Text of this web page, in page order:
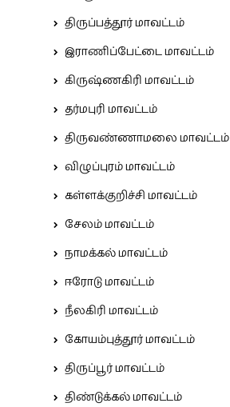
திருப்பத்தூர் மாவட்டம்
இராணிப்பேட்டை மாவட்டம்
கிருஷ்ணகிரி மாவட்டம்
தர்மபுரி மாவட்டம்
திருவண்ணாமலை மாவட்டம்
விழுப்புரம் மாவட்டம்
கள்ளக்குறிச்சி மாவட்டம்
சேலம் மாவட்டம்
நாமக்கல் மாவட்டம்
ஈரோடு மாவட்டம்
நீலகிரி மாவட்டம்
கோயம்புத்தூர் மாவட்டம்
திருப்பூர் மாவட்டம்
திண்டுக்கல் மாவட்டம்